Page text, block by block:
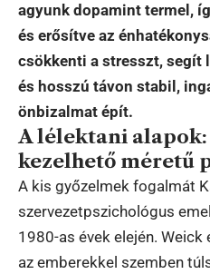
agyunk dopamint termel,
és erősítve az
csökkenti a stresszt, segít
és hosszú távon stabil,
önbizalmat épít.
A lélektani alapok:
kezelhető méretű
A kis győzelmek fogalmát
szervezetpszichológus
1980-as évek elején.
az emberekkel szemben